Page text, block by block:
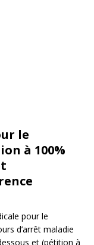
le
à 100%
pour le
d’arrêt maladie
et (pétition à